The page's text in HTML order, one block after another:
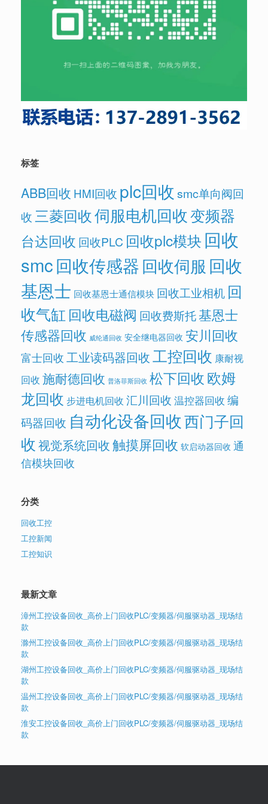
标签
ABB回收 HMI回收 plc回收 smc单向阀回
收三菱回收伺服电机回收变频器
台达回收 回收PLC 回收plc模块 回收
smc回收传感器回收伺服 回收
基恩士 回收基恩士通信模块 回收工业相机 回
收气缸 回收电磁阀 回收费斯托基恩士
传感器回收 威纶通回收 安全继电器回收 安川回收
富士回收工业读码器回收工控回收 康耐视
回收 施耐德回收 普洛菲斯回收 松下回收欧姆
龙回收 步进电机回收 汇川回收 温控器回收 编
码器回收 自动化设备回收西门子回
收视觉系统回收触摸屏回收 软启动器回收 通
信模块回收
分类
回收工控
工控新闻
工控知识
最新文章
漳州工控设备回收_高价上门回收PLC/变频器/伺服驱动器_现场结
款
滁州工控设备回收_高价上门回收PLC/变频器/伺服驱动器_现场结
款
湖州工控设备回收_高价上门回收PLC/变频器/伺服驱动器_现场结
款
温州工控设备回收_高价上门回收PLC/变频器/伺服驱动器_现场结
款
淮安工控设备回收_高价上门回收PLC/变频器/伺服驱动器_现场结
款